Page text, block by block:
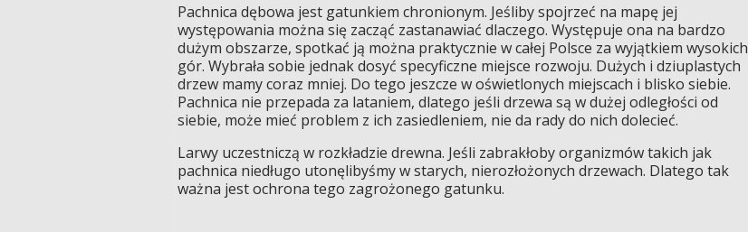
Pachnica dębowa jest gatunkiem chronionym. Jeśliby spojrzeć na mapę jej
występowania można się zacząć zastanawiać dlaczego. Występuje ona na bardzo
dużym obszarze, spotkać ją można praktycznie w całej Polsce za wyjątkiem wysokich
gór. Wybrała sobie jednak dosyć specyficzne miejsce rozwoju. Dużych i dziuplastych
drzew mamy coraz mniej. Do tego jeszcze w oświetlonych miejscach i blisko siebie.
Pachnica nie przepada za lataniem, dlatego jeśli drzewa są w dużej odległości od
siebie, może mieć problem z ich zasiedleniem, nie da rady do nich dolecieć.
Larwy uczestniczą w rozkładzie drewna. Jeśli zabrakłoby organizmów takich jak
pachnica niedługo utonęlibyśmy w starych, nierozłożonych drzewach. Dlatego tak
ważna jest ochrona tego zagrożonego gatunku.